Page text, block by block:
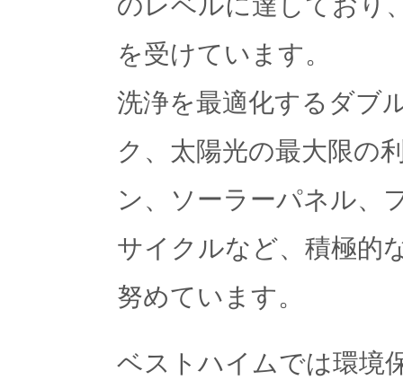
を受けています。
洗浄を最適化するダブ
ク、太陽光の最大限の
ン、ソーラーパネル、
サイクルなど、積極的
努めています。
ベストハイムでは環境